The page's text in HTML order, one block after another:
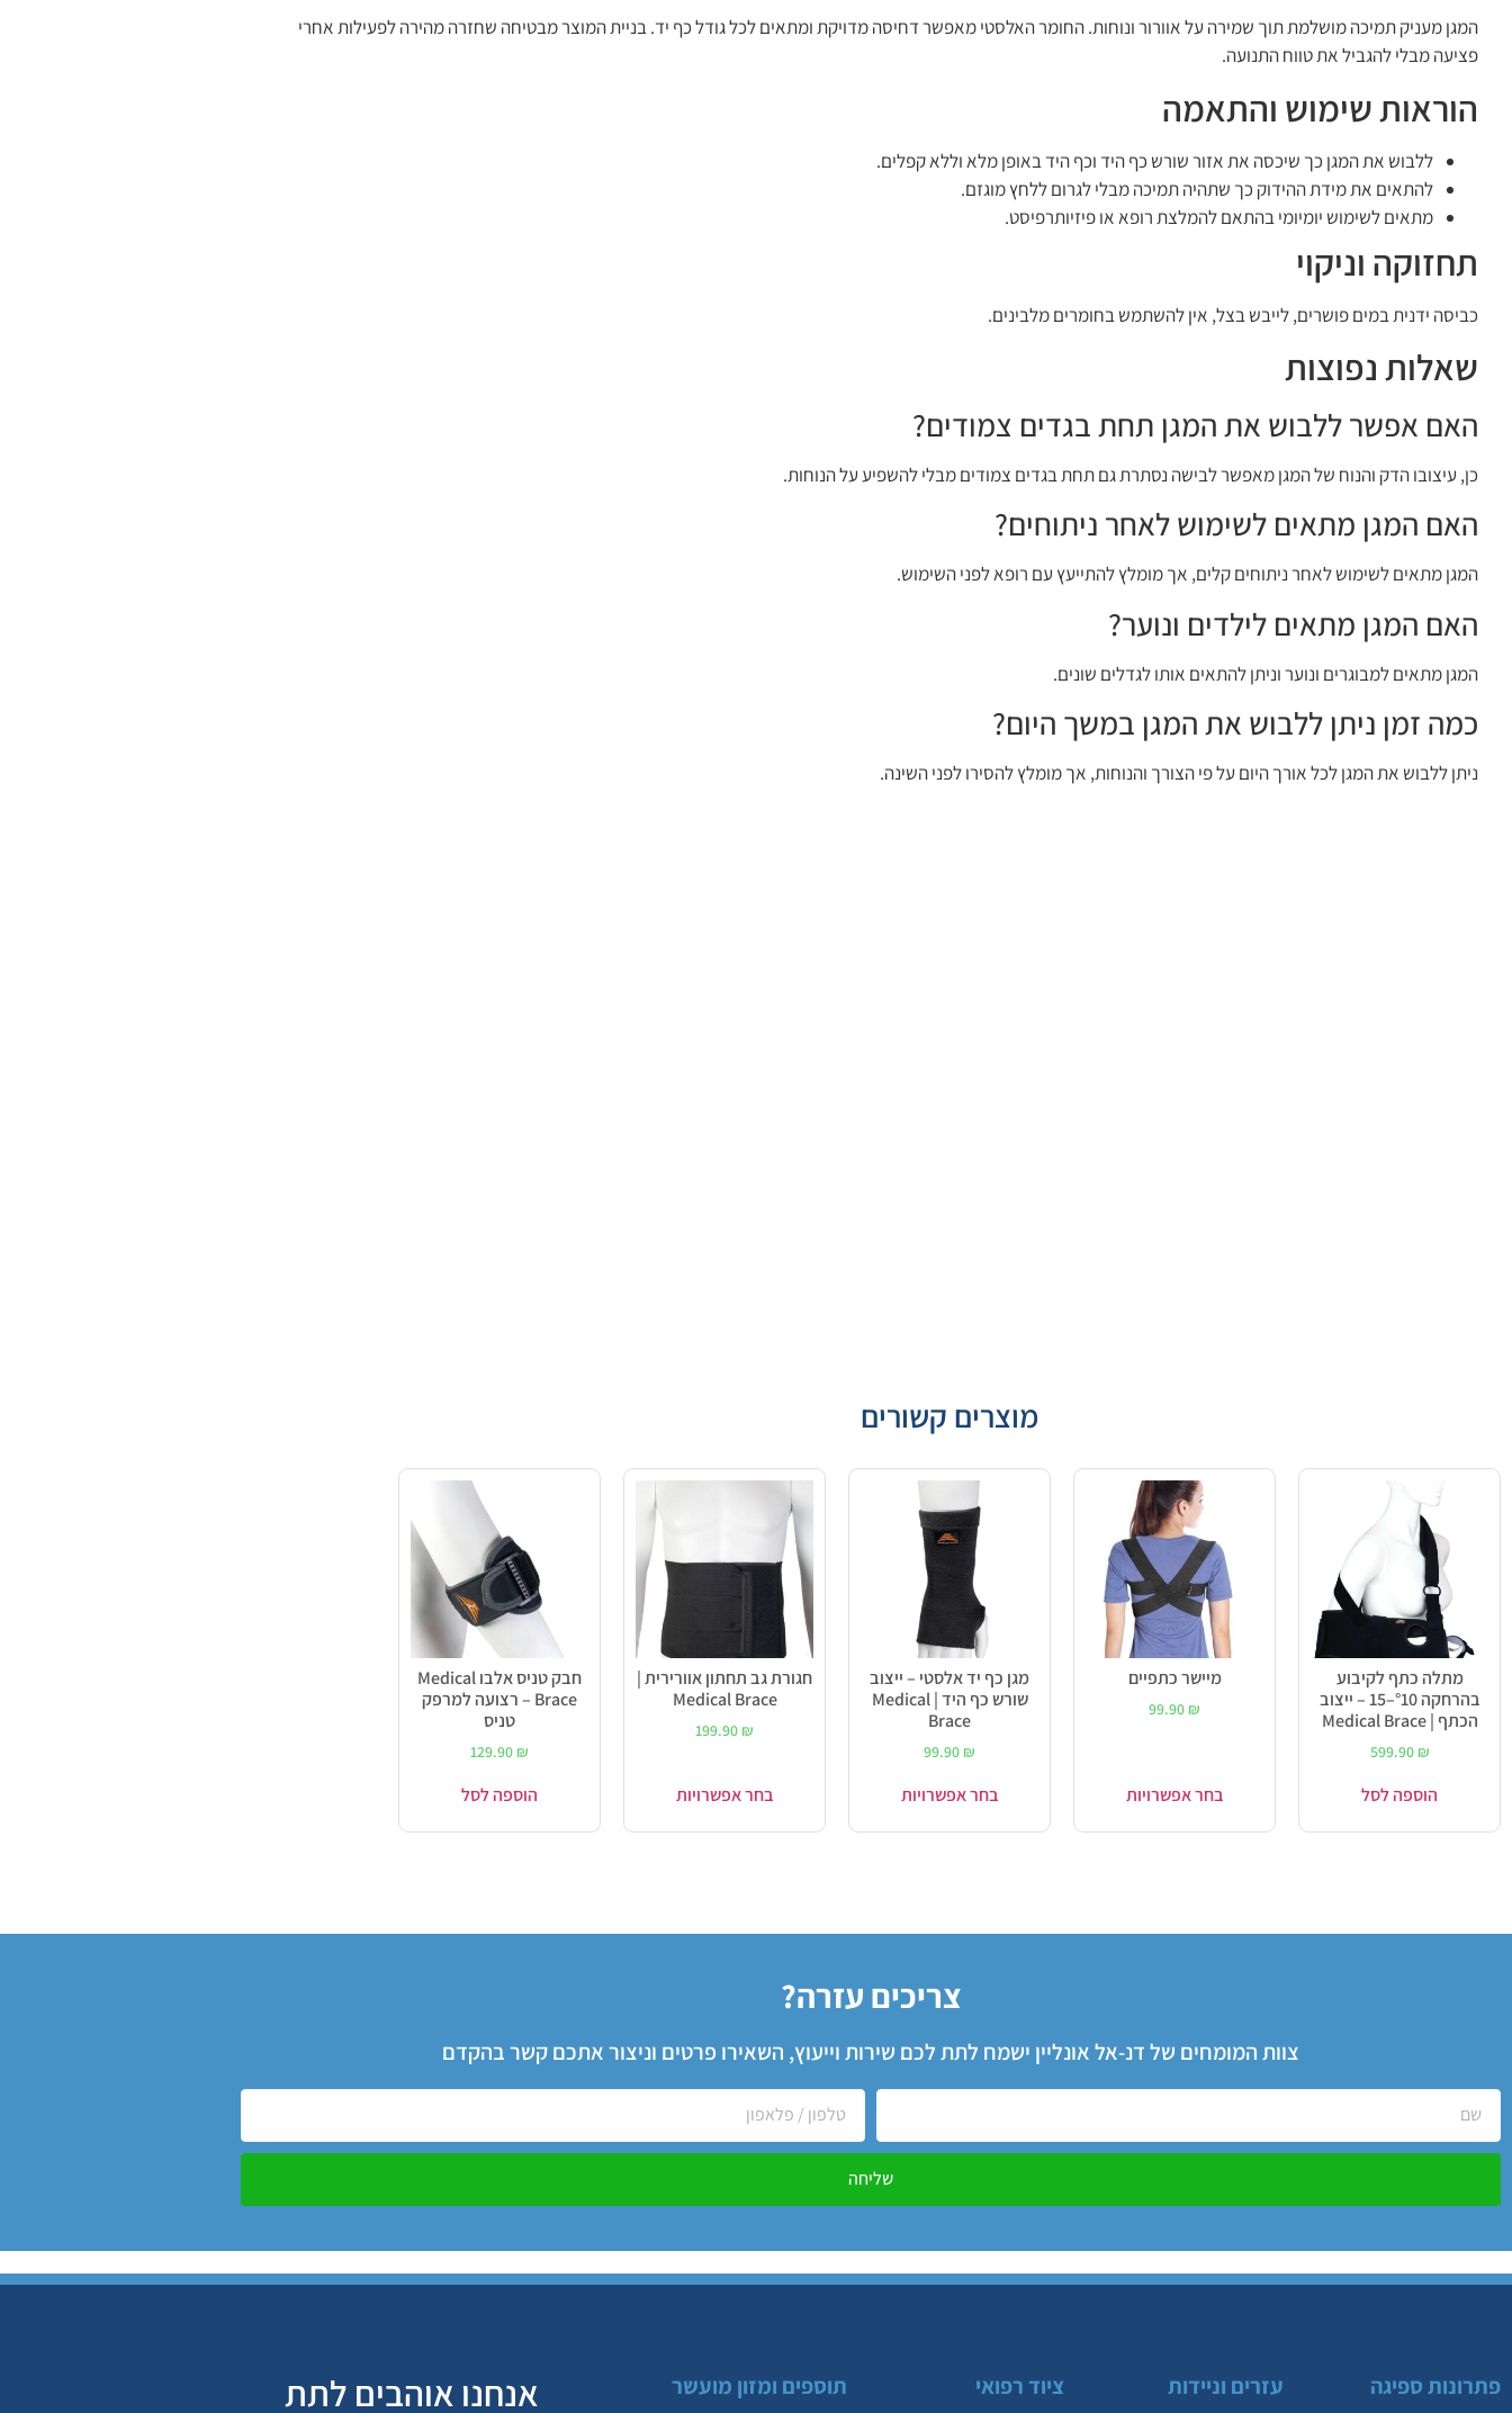
המגן מעניק תמיכה מושלמת תוך שמירה על אוורור ונוחות. החומר האלסטי מאפשר דחיסה מדויקת ומתאים לכל גודל כף יד. בניית המוצר מבטיחה שחזרה מהירה לפעילות אחרי
פציעה מבלי להגביל את טווח התנועה.
הוראות שימוש והתאמה
ללבוש את המגן כך שיכסה את אזור שורש כף היד וכף היד באופן מלא וללא קפלים.
להתאים את מידת ההידוק כך שתהיה תמיכה מבלי לגרום ללחץ מוגזם.
מתאים לשימוש יומיומי בהתאם להמלצת רופא או פיזיותרפיסט.
תחזוקה וניקוי
כביסה ידנית במים פושרים, לייבש בצל, אין להשתמש בחומרים מלבינים.
שאלות נפוצות
האם אפשר ללבוש את המגן תחת בגדים צמודים?
כן, עיצובו הדק והנוח של המגן מאפשר לבישה נסתרת גם תחת בגדים צמודים מבלי להשפיע על הנוחות.
האם המגן מתאים לשימוש לאחר ניתוחים?
המגן מתאים לשימוש לאחר ניתוחים קלים, אך מומלץ להתייעץ עם רופא לפני השימוש.
האם המגן מתאים לילדים ונוער?
המגן מתאים למבוגרים ונוער וניתן להתאים אותו לגדלים שונים.
כמה זמן ניתן ללבוש את המגן במשך היום?
ניתן ללבוש את המגן לכל אורך היום על פי הצורך והנוחות, אך מומלץ להסירו לפני השינה.
מוצרים קשורים
מתלה כתף לקיבוע
בהרחקה °10–15 – ייצוב
הכתף | Medical Brace
599.90 ₪
הוספה לסל
מיישר כתפיים
99.90 ₪
בחר אפשרויות
מגן כף יד אלסטי – ייצוב
שורש כף היד | Medical
Brace
99.90 ₪
בחר אפשרויות
חגורת גב תחתון אוורירית |
Medical Brace
199.90 ₪
בחר אפשרויות
חבק טניס אלבו Medical
Brace – רצועה למרפק
טניס
129.90 ₪
הוספה לסל
צריכים עזרה?
צוות המומחים של דנ-אל אונליין ישמח לתת לכם שירות וייעוץ, השאירו פרטים וניצור אתכם קשר בהקדם
שליחה
פתרונות ספיגה עזרים וניידות ציוד רפואי תוספים ומזון מועשר
אנחנו אוהבים לתת